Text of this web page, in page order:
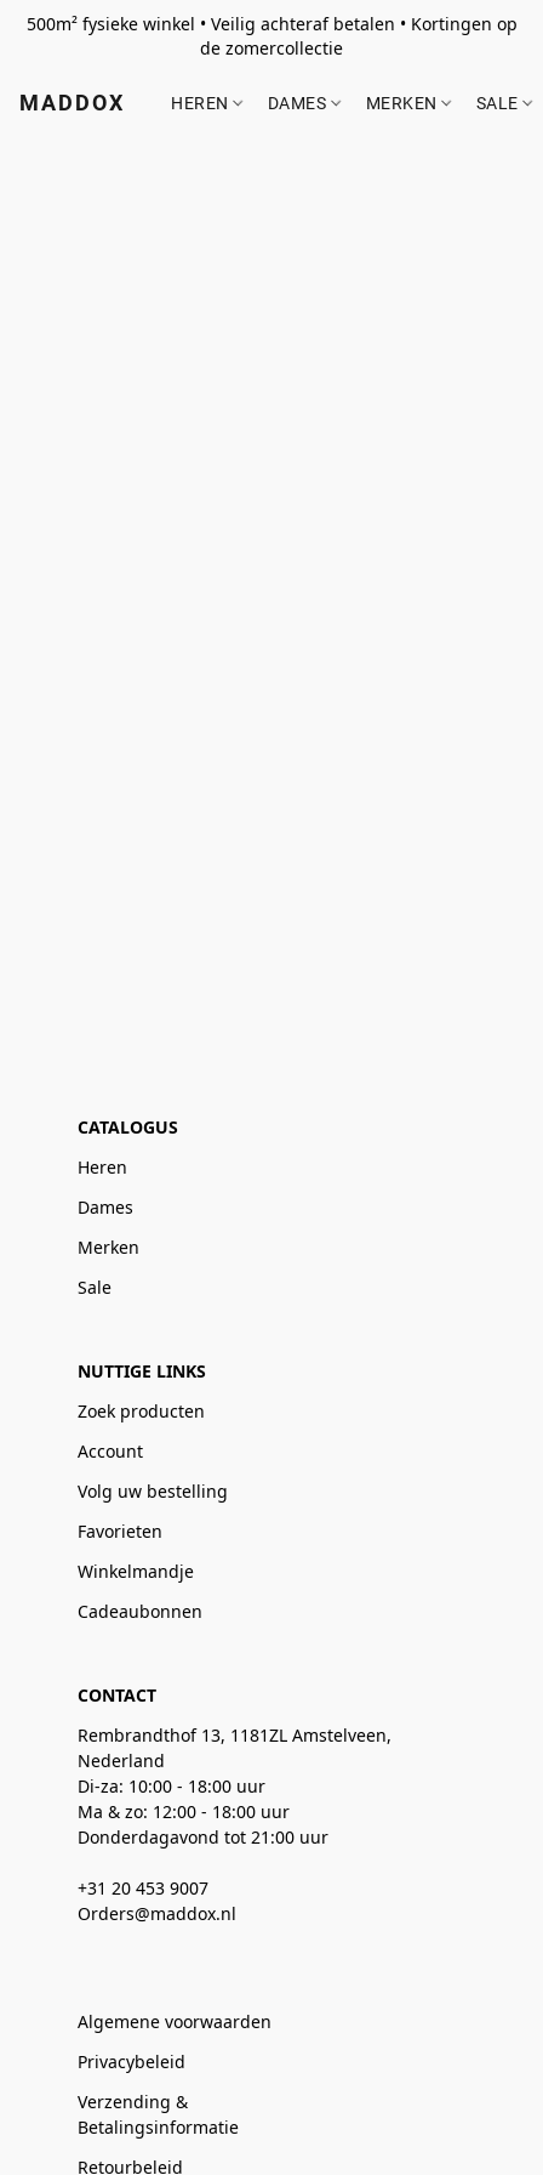
500m² fysieke winkel • Veilig achteraf betalen • Kortingen op
de zomercollectie
MADDOX HEREN DAMES MERKEN SALE
CATALOGUS
Heren
Dames
Merken
Sale
NUTTIGE LINKS
Zoek producten
Account
Volg uw bestelling
Favorieten
Winkelmandje
Cadeaubonnen
CONTACT
Rembrandthof 13, 1181ZL Amstelveen,
Nederland
Di-za: 10:00 - 18:00 uur
Ma & zo: 12:00 - 18:00 uur
Donderdagavond tot 21:00 uur
+31 20 453 9007
Orders@maddox.nl
Algemene voorwaarden
Privacybeleid
Verzending &
Betalingsinformatie
Retourbeleid